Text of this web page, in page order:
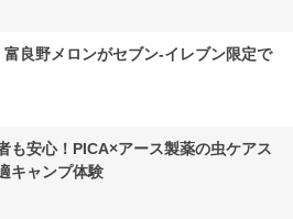
良野メロンがセブン‐イレブン限定で
も安心！PICA×アース製薬の虫ケアス
キャンプ体験